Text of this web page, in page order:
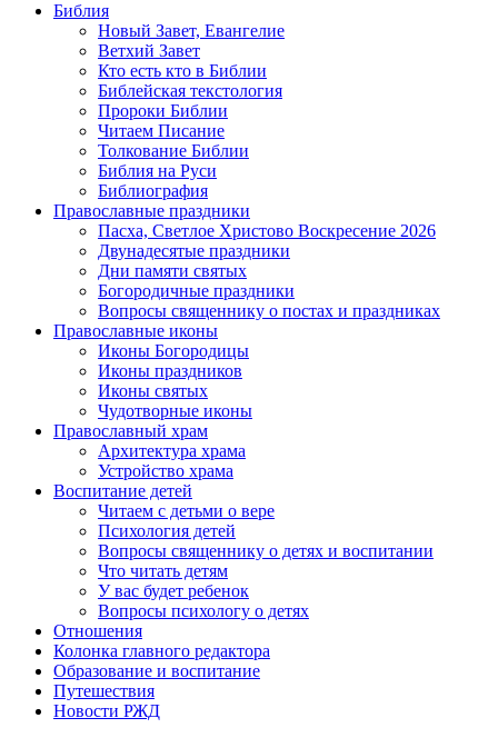
Библия
Новый Завет, Евангелие
Ветхий Завет
Кто есть кто в Библии
Библейская текстология
Пророки Библии
Читаем Писание
Толкование Библии
Библия на Руси
Библиография
Православные праздники
Пасха, Светлое Христово Воскресение 2026
Двунадесятые праздники
Дни памяти святых
Богородичные праздники
Вопросы священнику о постах и праздниках
Православные иконы
Иконы Богородицы
Иконы праздников
Иконы святых
Чудотворные иконы
Православный храм
Архитектура храма
Устройство храма
Воспитание детей
Читаем с детьми о вере
Психология детей
Вопросы священнику о детях и воспитании
Что читать детям
У вас будет ребенок
Вопросы психологу о детях
Отношения
Колонка главного редактора
Образование и воспитание
Путешествия
Новости РЖД